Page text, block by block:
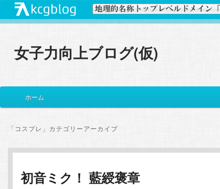
女子力向上ブログ(仮)
イ
メ
ン
コ
サ
コ
ン
ホーム
「 コスプレ 」カテゴリーアーカイブ
初音ミク！ 藍綬褒章